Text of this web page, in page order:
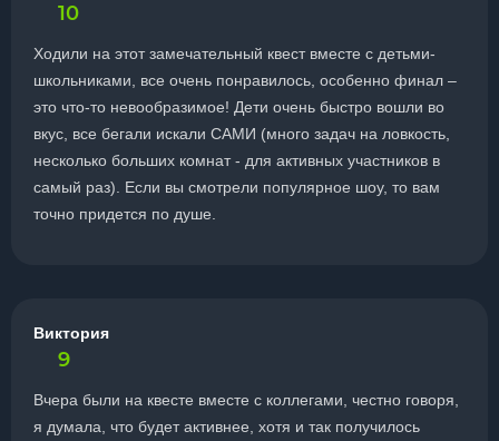
10
Ходили на этот замечательный квест вместе с детьми-
школьниками, все очень понравилось, особенно финал –
это что-то невообразимое! Дети очень быстро вошли во
вкус, все бегали искали САМИ (много задач на ловкость,
несколько больших комнат - для активных участников в
самый раз). Если вы смотрели популярное шоу, то вам
точно придется по душе.
Виктория
9
Вчера были на квесте вместе с коллегами, честно говоря,
я думала, что будет активнее, хотя и так получилось